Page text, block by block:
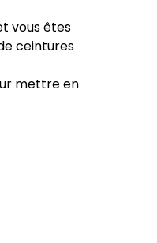
vous êtes
ceintures
mettre en